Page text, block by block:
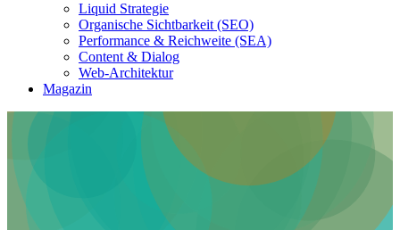
Liquid Strategie
Organische Sichtbarkeit (SEO)
Performance & Reichweite (SEA)
Content & Dialog
Web-Architektur
Magazin